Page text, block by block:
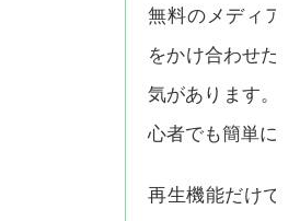
無料のメディア
をかけ合わせた
気があります。
心者でも簡単に
再生機能だけで